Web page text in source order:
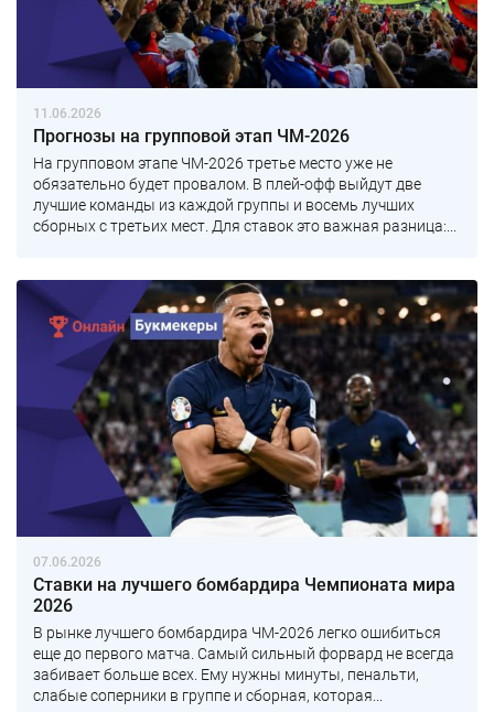
11.06.2026
Прогнозы на групповой этап ЧМ-2026
На групповом этапе ЧМ-2026 третье место уже не
обязательно будет провалом. В плей-офф выйдут две
лучшие команды из каждой группы и восемь лучших
сборных с третьих мест. Для ставок это важная разница:...
07.06.2026
Ставки на лучшего бомбардира Чемпионата мира
2026
В рынке лучшего бомбардира ЧМ-2026 легко ошибиться
еще до первого матча. Самый сильный форвард не всегда
забивает больше всех. Ему нужны минуты, пенальти,
слабые соперники в группе и сборная, которая...